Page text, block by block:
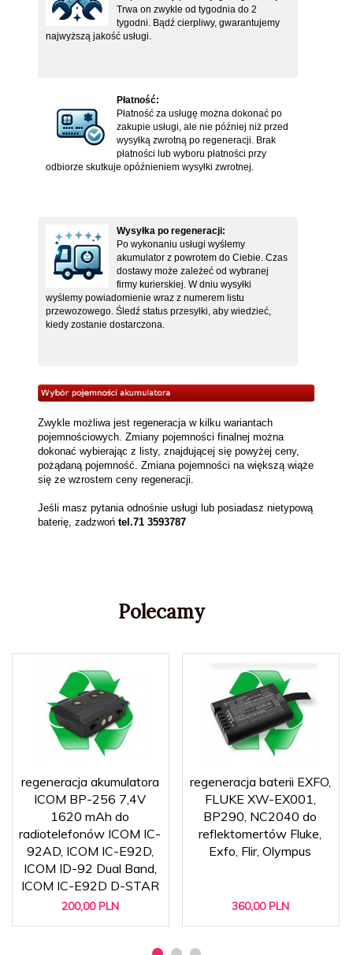
Trwa on zwykle od tygodnia do 2
tygodni. Bądź cierpliwy, gwarantujemy
najwyższą jakość usługi.
Płatność:
Płatność za usługę można dokonać po
zakupie usługi, ale nie później niż przed
wysyłką zwrotną po regeneracji. Brak
płatności lub wyboru płatności przy
odbiorze skutkuje opóźnieniem wysyłki zwrotnej.
Wysyłka po regeneracji:
Po wykonaniu usługi wyślemy
akumulator z powrotem do Ciebie. Czas
dostawy może zależeć od wybranej
firmy kurierskiej. W dniu wysyłki
wyślemy powiadomienie wraz z numerem listu
przewozowego. Śledź status przesyłki, aby wiedzieć,
kiedy zostanie dostarczona.
Zwykle możliwa jest regeneracja w kilku wariantach
pojemnościowych. Zmiany pojemności finalnej można
dokonać wybierając z listy, znajdującej się powyżej ceny,
pożądaną pojemność. Zmiana pojemności na większą wiąże
się ze wzrostem ceny regeneracji.
Jeśli masz pytania odnośnie usługi lub posiadasz nietypową
baterię, zadzwoń tel.71 3593787
Polecamy
regeneracja akumulatora
ICOM BP-256 7,4V
1620 mAh do
radiotelefonów ICOM IC-
92AD, ICOM IC-E92D,
ICOM ID-92 Dual Band,
ICOM IC-E92D D-STAR
200,00 PLN
regeneracja baterii EXFO,
FLUKE XW-EX001,
BP290, NC2040 do
reflektomertów Fluke,
Exfo, Flir, Olympus
360,00 PLN